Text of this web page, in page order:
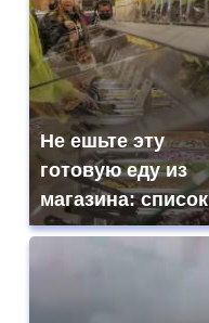
Не ешьте эту
готовую еду из
магазина: список